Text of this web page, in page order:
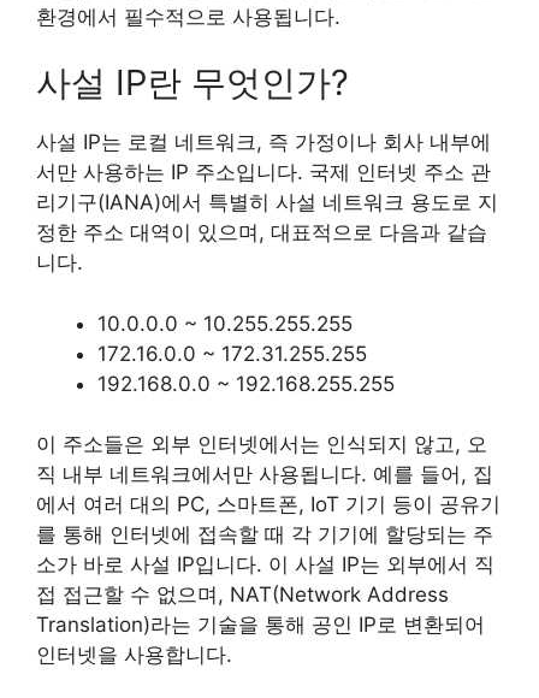
환경에서 필수적으로 사용됩니다.
사설 IP란 무엇인가?
사설 IP는 로컬 네트워크, 즉 가정이나 회사 내부에
서만 사용하는 IP 주소입니다. 국제 인터넷 주소 관
리기구(IANA)에서 특별히 사설 네트워크 용도로 지
정한 주소 대역이 있으며, 대표적으로 다음과 같습
니다.
10.0.0.0 ~ 10.255.255.255
172.16.0.0 ~ 172.31.255.255
192.168.0.0 ~ 192.168.255.255
이 주소들은 외부 인터넷에서는 인식되지 않고, 오
직 내부 네트워크에서만 사용됩니다. 예를 들어, 집
에서 여러 대의 PC, 스마트폰, IoT 기기 등이 공유기
를 통해 인터넷에 접속할 때 각 기기에 할당되는 주
소가 바로 사설 IP입니다. 이 사설 IP는 외부에서 직
접 접근할 수 없으며, NAT(Network Address
Translation)라는 기술을 통해 공인 IP로 변환되어
인터넷을 사용합니다.